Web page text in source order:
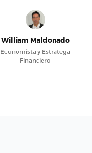
William Maldonado
Economista y Estratega
Financiero